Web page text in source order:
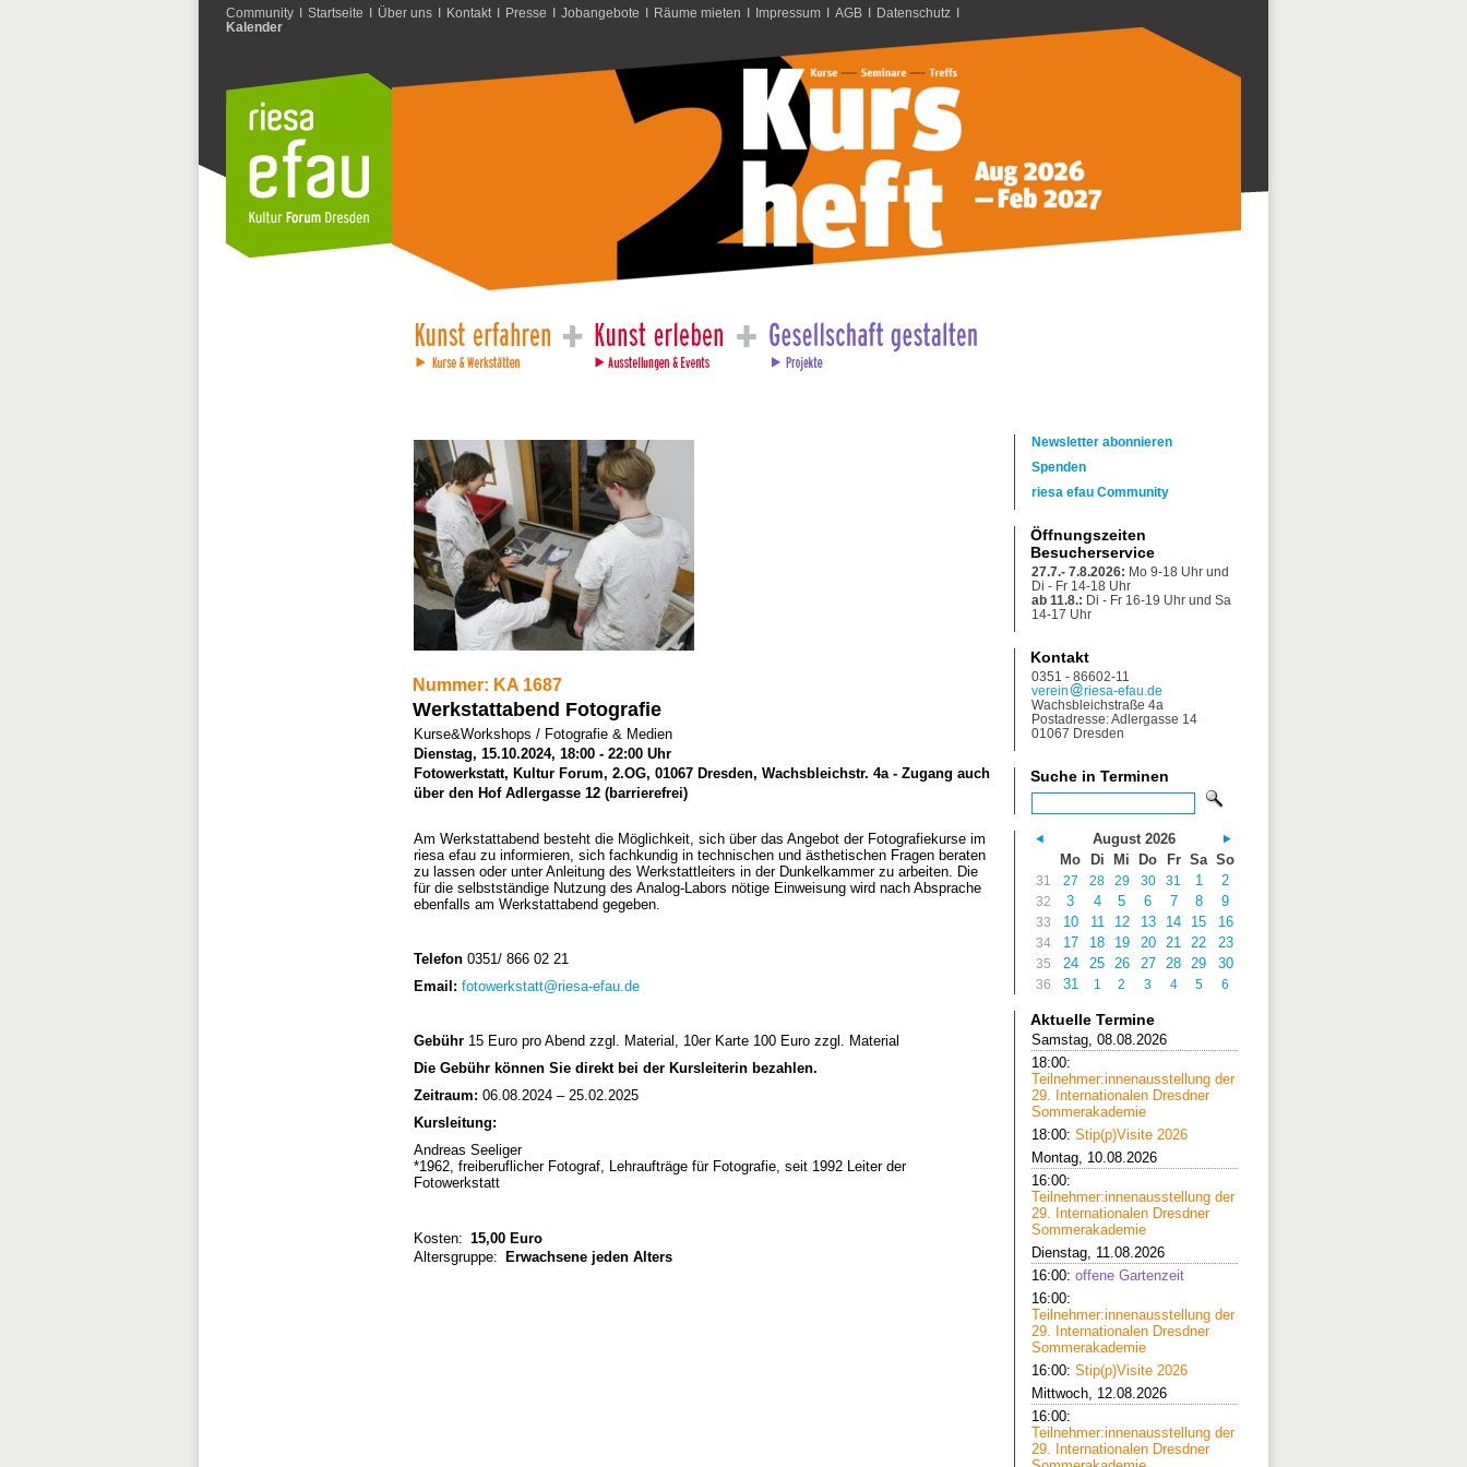
Community I Startseite I Über uns I Kontakt I Presse I Jobangebote I Räume mieten I Impressum I AGB I Datenschutz I
Kalender
Nummer: KA 1687
Werkstattabend Fotografie
Kurse&Workshops / Fotografie & Medien
Dienstag, 15.10.2024, 18:00 - 22:00 Uhr
Fotowerkstatt, Kultur Forum, 2.OG, 01067 Dresden, Wachsbleichstr. 4a - Zugang auch
über den Hof Adlergasse 12 (barrierefrei)
Am Werkstattabend besteht die Möglichkeit, sich über das Angebot der Fotografiekurse im
riesa efau zu informieren, sich fachkundig in technischen und ästhetischen Fragen beraten
zu lassen oder unter Anleitung des Werkstattleiters in der Dunkelkammer zu arbeiten. Die
für die selbstständige Nutzung des Analog-Labors nötige Einweisung wird nach Absprache
ebenfalls am Werkstattabend gegeben.
Telefon 0351/ 866 02 21
Email: fotowerkstatt@riesa-efau.de
Gebühr 15 Euro pro Abend zzgl. Material, 10er Karte 100 Euro zzgl. Material
Die Gebühr können Sie direkt bei der Kursleiterin bezahlen.
Zeitraum: 06.08.2024 – 25.02.2025
Kursleitung:
Andreas Seeliger
*1962, freiberuflicher Fotograf, Lehraufträge für Fotografie, seit 1992 Leiter der
Fotowerkstatt
Kosten: 15,00 Euro
Altersgruppe:
Erwachsene jeden Alters
Newsletter abonnieren
Spenden
riesa efau Community
Öffnungszeiten
Besucherservice
27.7.- 7.8.2026: Mo 9-18 Uhr und
Di - Fr 14-18 Uhr
ab 11.8.: Di - Fr 16-19 Uhr und Sa
14-17 Uhr
Kontakt
0351 - 86602-11
verein
riesa-efau.de
Wachsbleichstraße 4a
Postadresse: Adlergasse 14
01067 Dresden
Suche in Terminen
August 2026
Mo
Di Mi Do Fr Sa So
31 27 28 29 30 31 1 2
32 3 4 5 6 7 8 9
33 10 11 12 13 14 15 16
34 17 18 19 20 21 22 23
35 24 25 26 27 28 29 30
36 31 1 2 3 4 5 6
Aktuelle Termine
Samstag, 08.08.2026
18:00:
Teilnehmer:innenausstellung der
29. Internationalen Dresdner
Sommerakademie
18:00: Stip(p)Visite 2026
Montag, 10.08.2026
16:00:
Teilnehmer:innenausstellung der
29. Internationalen Dresdner
Sommerakademie
Dienstag, 11.08.2026
16:00: offene Gartenzeit
16:00:
Teilnehmer:innenausstellung der
29. Internationalen Dresdner
Sommerakademie
16:00: Stip(p)Visite 2026
Mittwoch, 12.08.2026
16:00:
Teilnehmer:innenausstellung der
29. Internationalen Dresdner